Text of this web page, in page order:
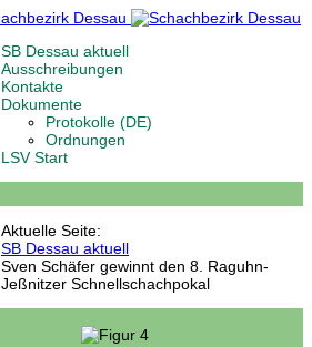
SB Dessau aktuell
Ausschreibungen
Kontakte
Dokumente
Protokolle (DE)
Ordnungen
LSV Start
Aktuelle Seite:
SB Dessau aktuell
Sven Schäfer gewinnt den 8. Raguhn-
Jeßnitzer Schnellschachpokal